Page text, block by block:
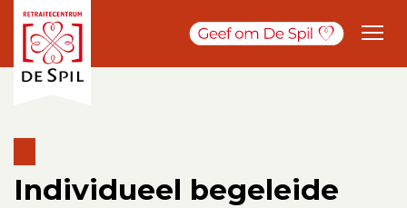
Individueel begeleide